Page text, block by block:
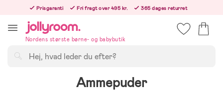
innehållet
Prisgaranti Fri fragt over 495 kr.
365 dages returret
Nordens største børne- og babybutik
Ammepuder